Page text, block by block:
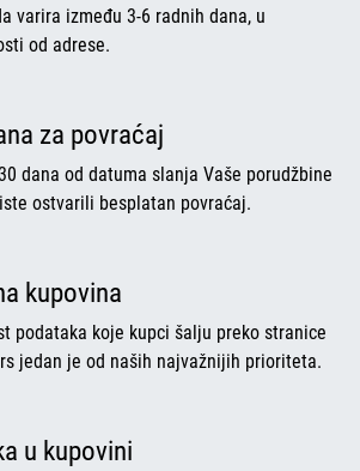
varira između 3-6 radnih dana, u
od adrese.
za povraćaj
dana od datuma slanja Vaše porudžbine
ostvarili besplatan povraćaj.
kupovina
podataka koje kupci šalju preko stranice
jedan je od naših najvažnijih prioriteta.
u kupovini